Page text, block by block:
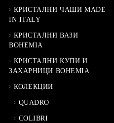
КРИСТАЛНИ ЧАШИ MADE
IN ITALY
КРИСТАЛНИ ВАЗИ
BOHEMIA
КРИСТАЛНИ КУПИ И
ЗАХАРНИЦИ BOHEMIA
КОЛЕКЦИИ
QUADRO
COLIBRI